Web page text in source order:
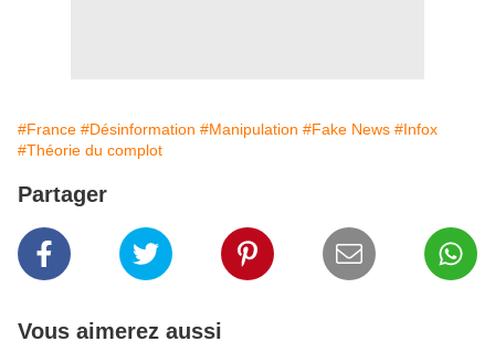
#France #Désinformation #Manipulation #Fake News #Infox
#Théorie du complot
Partager
Vous aimerez aussi